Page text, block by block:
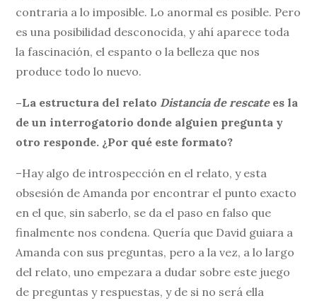
contraria a lo imposible. Lo anormal es posible. Pero
es una posibilidad desconocida, y ahí aparece toda
la fascinación, el espanto o la belleza que nos
produce todo lo nuevo.
–La estructura del relato Distancia de rescatees la
de un interrogatorio donde alguien pregunta y
otro responde. ¿Por qué este formato?
–Hay algo de introspección en el relato, y esta
obsesión de Amanda por encontrar el punto exacto
en el que, sin saberlo, se da el paso en falso que
finalmente nos condena. Quería que David guiara a
Amanda con sus preguntas, pero a la vez, a lo largo
del relato, uno empezara a dudar sobre este juego
de preguntas y respuestas, y de si no será ella